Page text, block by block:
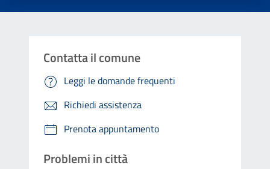
Contatta il comune
Leggi le domande frequenti
Richiedi assistenza
Prenota appuntamento
Problemi in città